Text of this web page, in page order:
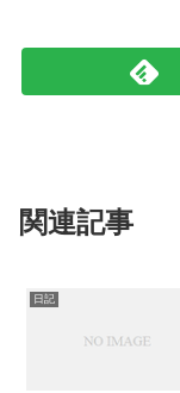
関連記事
日記